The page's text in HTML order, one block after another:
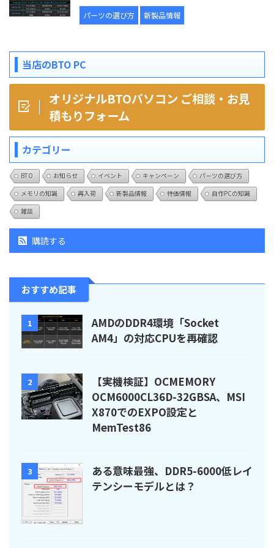
パーツの選び方 新製品情報
当店のBTO PC
オリジナルBTOパソコン ご相談・お見
積もりフォーム
カテゴリー
BTO お知らせ イベント キャンペーン
パーツの選び方
メモリの知識
再入荷 新製品情報 特価情報
自作PCの知識
雑談
購読する
おすすめ記事
1
AMDのDDR4環境「Socket
AM4」の対応CPUを再確認
2
【実機検証】OCMEMORY
OCM6000CL36D-32GBSA、MSI
X870でのEXPO設定と
MemTest86
3
ある意味最強、DDR5-6000低レイ
テンシーモデルとは？